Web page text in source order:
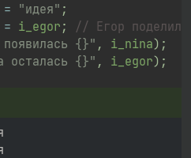
= "идея" ;
= i_egor ;
// Егор
{}" , i_nina) ;
осталась {}" , i_egor) ;